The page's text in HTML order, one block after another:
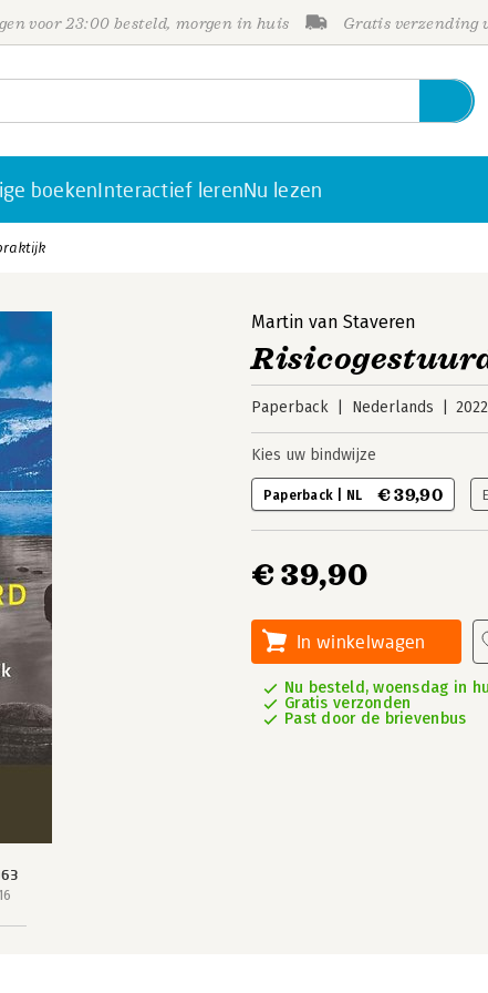
voor 23:00 besteld, morgen in huis Gratis verzending
boekenInteractief lerenNu lezen
Martin van Staveren
Paperback Nederlands 2022
Kies uw bindwijze
Paperback | NL € 39,90
€ 39,90
In winkelwagen
Nu besteld, woensdag in
Gratis verzonden
Past door de brievenbus